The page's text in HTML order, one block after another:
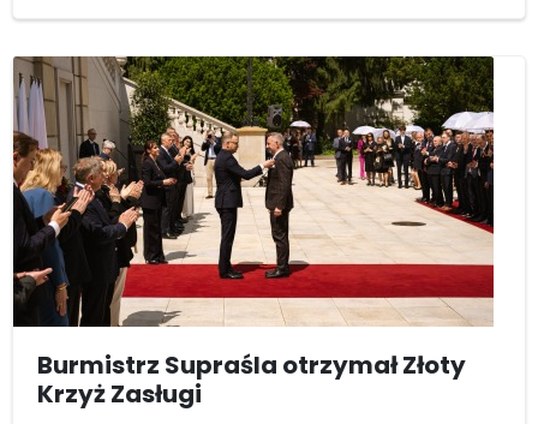
Burmistrz Supraśla otrzymał Złoty
Krzyż Zasługi